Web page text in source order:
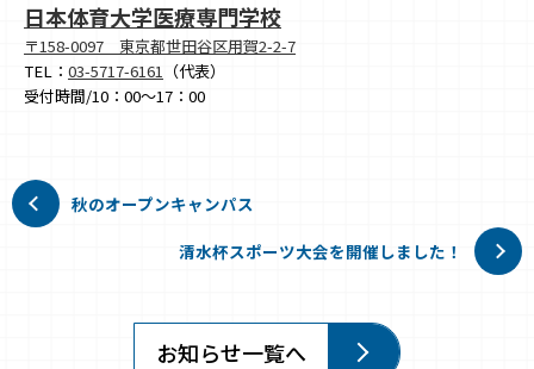
日本体育大学医療専門学校
〒158-0097 東京都世田谷区用賀2-2-7
TEL： 03-5717-6161 （代表）
受付時間/10：00～17：00
秋のオープンキャンパス
清水杯スポーツ大会を開催しました！
お知らせ一覧へ